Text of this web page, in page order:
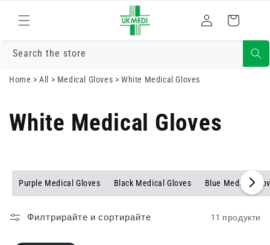
към
съдържанието
Влизам Количка
Search the store
Home >All > Medical Gloves >White Medical Gloves
White Medical Gloves
Purple Medical Gloves Black Medical Gloves Blue Medical
Филтрирайте и сортирайте 11 продукти